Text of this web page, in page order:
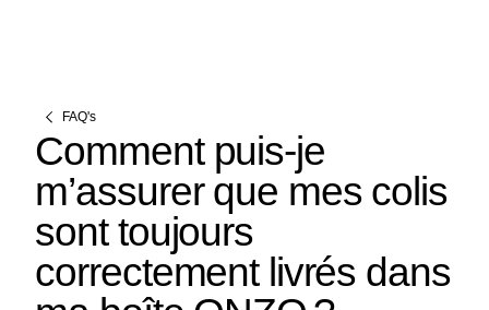
FAQ's
Comment puis‑je
m’assurer que mes colis
sont toujours
correctement livrés dans